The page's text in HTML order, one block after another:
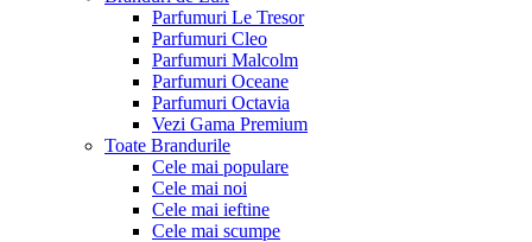
Parfumuri Le Tresor
Parfumuri Cleo
Parfumuri Malcolm
Parfumuri Oceane
Parfumuri Octavia
Vezi Gama Premium
Toate Brandurile
Cele mai populare
Cele mai noi
Cele mai ieftine
Cele mai scumpe